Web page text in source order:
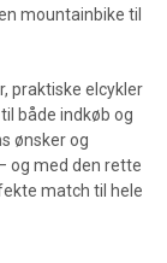
mountainbike til
praktiske elcykler
både indkøb og
ønsker og
og med den rette
match til hele